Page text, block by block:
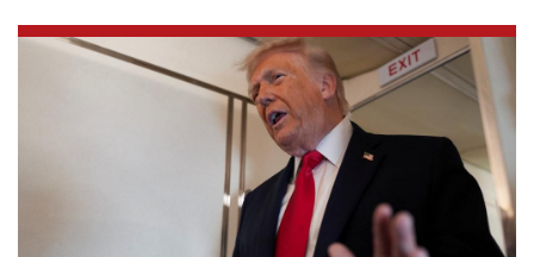
نداء اليوم
محليات
أسرار
متفرقات